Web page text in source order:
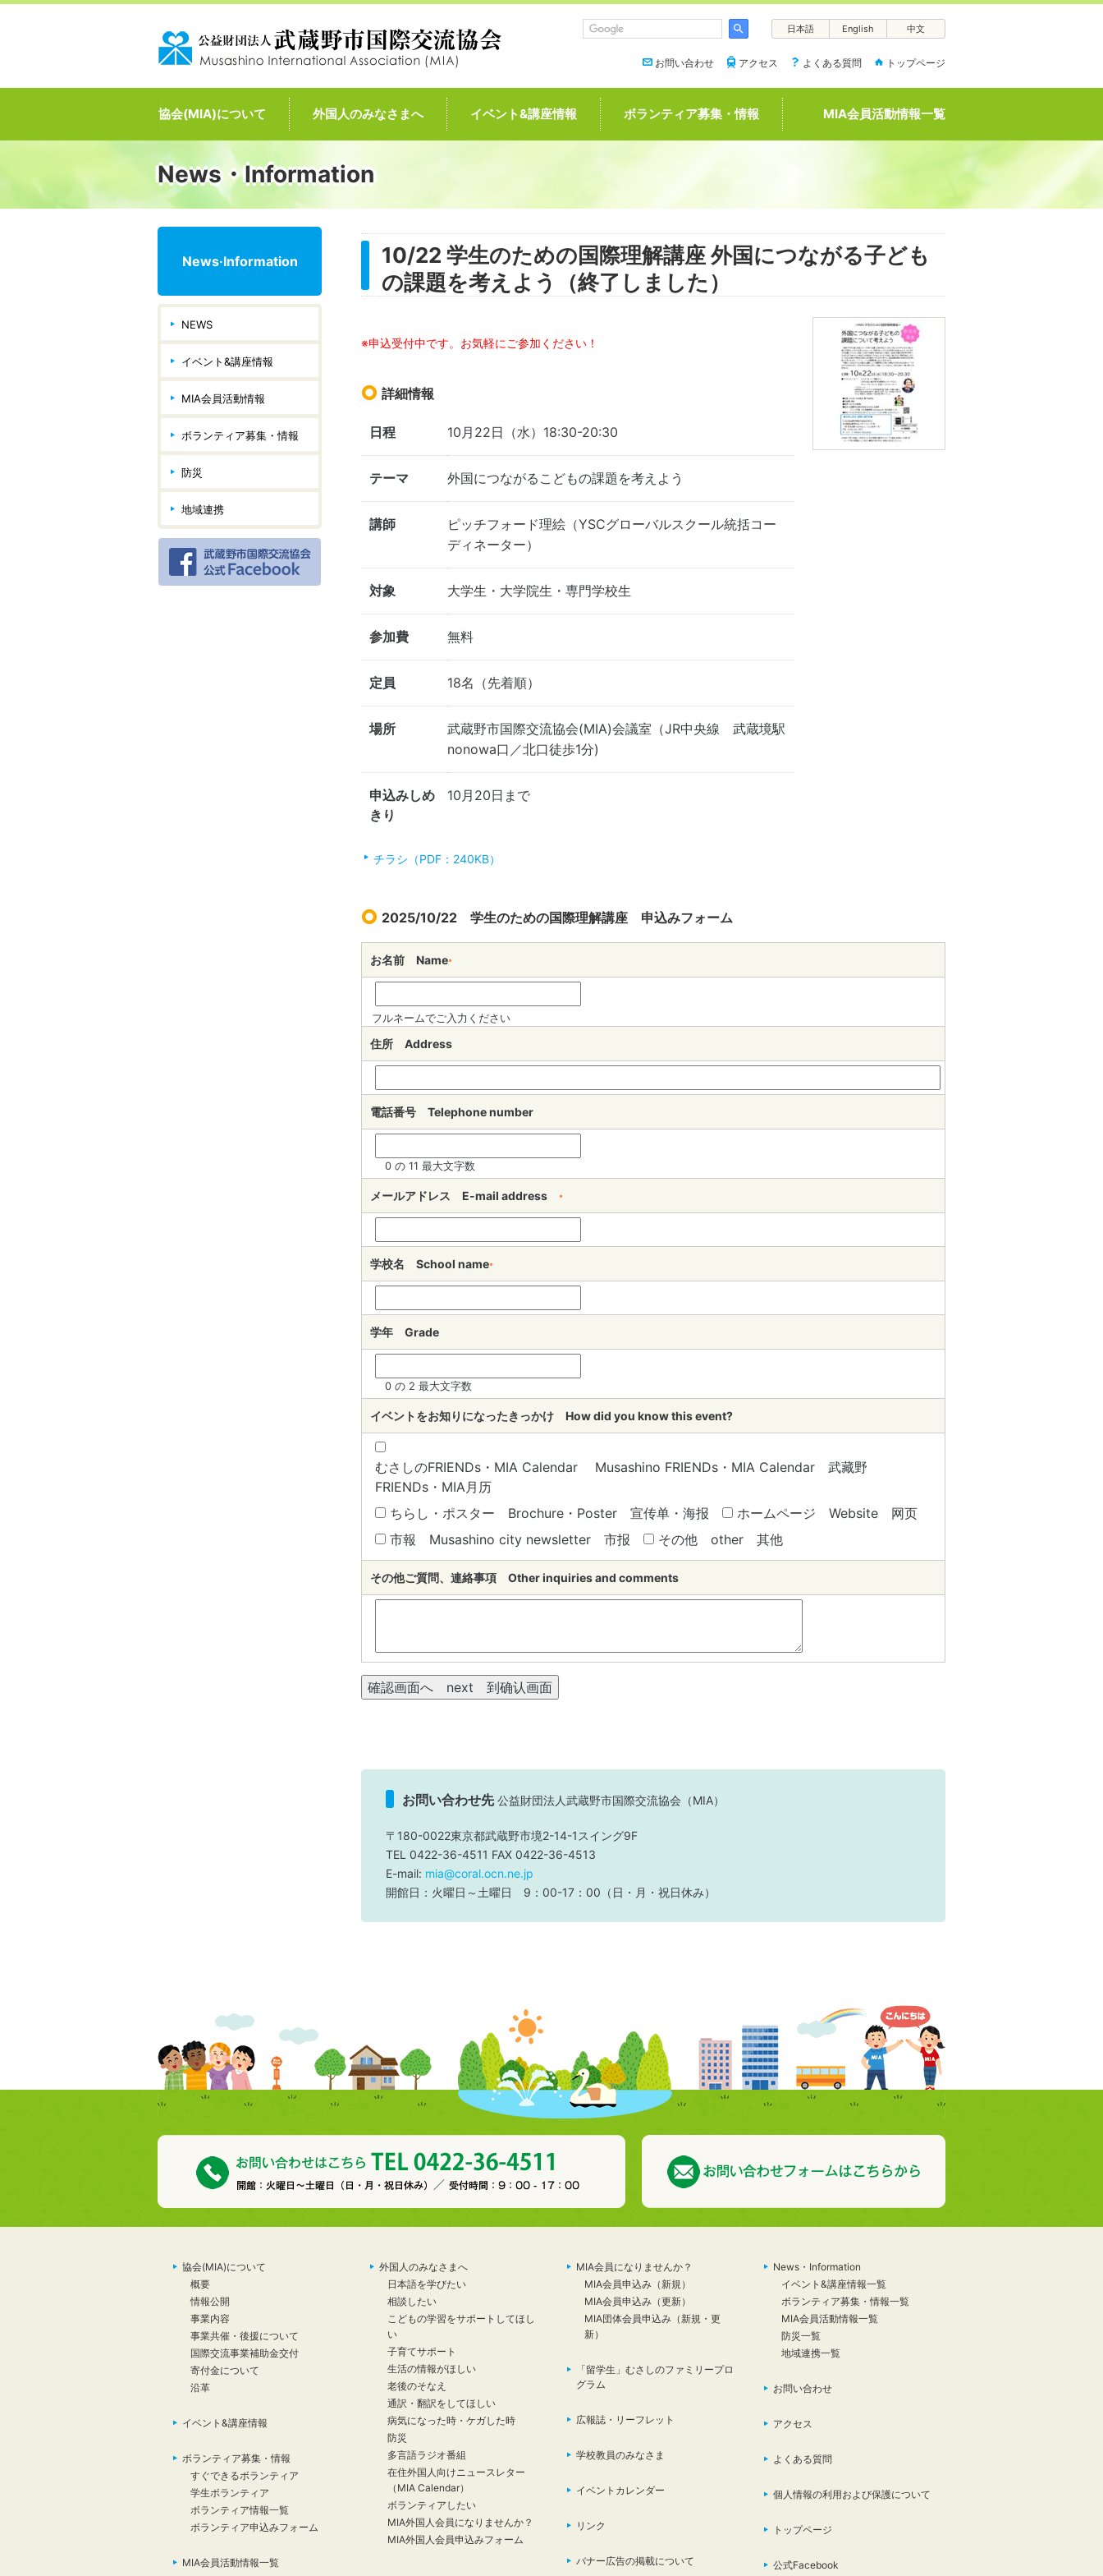
日本語 English 中文
お問い合わせ アクセス よくある質問 トップページ
協会(MIA)について 外国人のみなさまへ イベント&講座情報 ボランティア募集・情報 MIA会員活動情報一覧
News・Information
News·Information
NEWS
イベント&講座情報
MIA会員活動情報
ボランティア募集・情報
防災
地域連携
10/22 学生のための国際理解講座 外国につながる子ども
の課題を考えよう（終了しました）
※申込受付中です。お気軽にご参加ください！
詳細情報
日程 10月22日（水）18:30-20:30
テーマ 外国につながるこどもの課題を考えよう
講師
ピッチフォード理絵（YSCグローバルスクール統括コー
ディネーター）
対象 大学生・大学院生・専門学校生
参加費 無料
定員 18名（先着順）
場所
武蔵野市国際交流協会(MIA)会議室（JR中央線 武蔵境駅
nonowa口／北口徒歩1分)
申込みしめ
きり
10月20日まで
チラシ（PDF：240KB）
2025/10/22 学生のための国際理解講座 申込みフォーム
お名前 Name*
フルネームでご入力ください
住所 Address
電話番号 Telephone number
0 の 11 最大文字数
メールアドレス E-mail address *
学校名 School name*
学年 Grade
0 の 2 最大文字数
イベントをお知りになったきっかけ How did you know this event?
むさしのFRIENDs・MIA Calendar Musashino FRIENDs・MIA Calendar 武藏野
FRIENDs・MIA月历
ちらし・ポスター Brochure・Poster 宣传单・海报
ホームページ Website 网页
市報 Musashino city newsletter 市报
その他 other 其他
その他ご質問、連絡事項 Other inquiries and comments
お問い合わせ先公益財団法人武蔵野市国際交流協会（MIA）
〒180-0022東京都武蔵野市境2-14-1スイング9F
TEL 0422-36-4511 FAX 0422-36-4513
E-mail: mia@coral.ocn.ne.jp
開館日：火曜日～土曜日 9：00-17：00（日・月・祝日休み）
協会(MIA)について
概要
情報公開
事業内容
事業共催・後援について
国際交流事業補助金交付
寄付金について
沿革
イベント&講座情報
ボランティア募集・情報
すぐできるボランティア
学生ボランティア
ボランティア情報一覧
ボランティア申込みフォーム
MIA会員活動情報一覧
外国人のみなさまへ
日本語を学びたい
相談したい
こどもの学習をサポートしてほし
い
子育てサポート
生活の情報がほしい
老後のそなえ
通訳・翻訳をしてほしい
病気になった時・ケガした時
防災
多言語ラジオ番組
在住外国人向けニュースレター
（MIA Calendar）
ボランティアしたい
MIA外国人会員になりませんか？
MIA外国人会員申込みフォーム
MIA会員になりませんか？
MIA会員申込み（新規）
MIA会員申込み（更新）
MIA団体会員申込み（新規・更
新）
「留学生」むさしのファミリープロ
グラム
広報誌・リーフレット
学校教員のみなさま
イベントカレンダー
リンク
バナー広告の掲載について
News・Information
イベント&講座情報一覧
ボランティア募集・情報一覧
MIA会員活動情報一覧
防災一覧
地域連携一覧
お問い合わせ
アクセス
よくある質問
個人情報の利用および保護について
トップページ
公式Facebook